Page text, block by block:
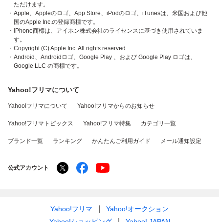
ただけます。
・Apple、Appleのロゴ、App Store、iPodのロゴ、iTunesは、米国および他
国のApple Inc.の登録商標です。
・iPhone商標は、アイホン株式会社のライセンスに基づき使用されていま
す。
・Copyright (C) Apple Inc. All rights reserved.
・Android、Androidロゴ、Google Play 、および Google Play ロゴは、
Google LLC の商標です。
Yahoo!フリマについて
Yahoo!フリマについて Yahoo!フリマからのお知らせ
Yahoo!フリマトピックス Yahoo!フリマ特集 カテゴリ一覧
ブランド一覧 ランキング かんたんご利用ガイド メール通知設定
公式アカウント
Yahoo!フリマ
Yahoo!オークション